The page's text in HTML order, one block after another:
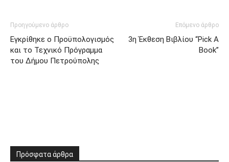
Προηγούμενο άρθρο
Εγκρίθηκε ο Προϋπολογισμός
και το Τεχνικό Πρόγραμμα
του Δήμου Πετρούπολης
Επόμενο άρθρο
3η Έκθεση Βιβλίου “Pick A
Book”
Πρόσφατα άρθρα